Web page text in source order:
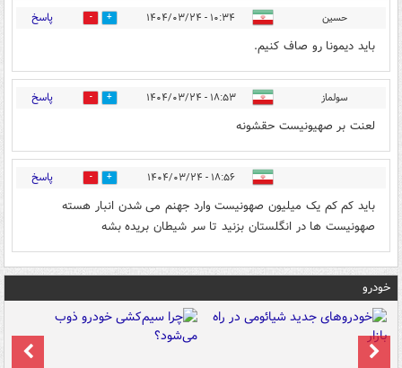
حسین ۱۰:۳۴ - ۱۴۰۴/۰۳/۲۴ 1 پاسخ
باید دیمونا رو صاف کنیم.
سولماز ۱۸:۵۳ - ۱۴۰۴/۰۳/۲۴ 1 پاسخ
لعنت بر صهیونیست حقشونه
۱۸:۵۶ - ۱۴۰۴/۰۳/۲۴ 1 پاسخ
باید کم کم یک میلیون صهونیست وارد جهنم می شدن انبار هسته
صهونیست ها در انگلستان بزنید تا سر شیطان بریده بشه
خودرو